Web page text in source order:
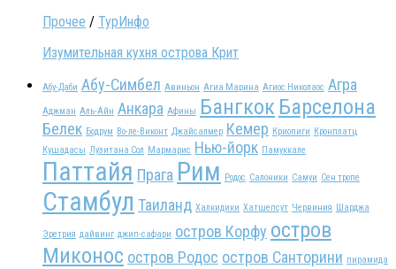
Прочее / ТурИнфо
Изумительная кухня острова Крит
Абу-Даби Абу-Симбел Авиньон Агиа Марина Агиос Николаос Агра
Аджман Аль-Айн Анкара Афины Бангкок Барселона
Белек Бодрум Во-ле-Виконт Джайсалмер Кемер Криопиги Кронплатц
Кушадасы Лузитана Сол Мармарис Нью-йорк Памуккале
Паттайя Прага Рим Родос Салоники Самуи Сен тропе
Стамбул Таиланд Халкидики Хатшепсут Червиния Шарджа
Эретрия дайвинг джип-сафари остров Корфу остров
Миконос остров Родос остров Санторини пирамида